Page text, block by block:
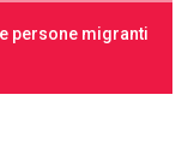
persone migranti